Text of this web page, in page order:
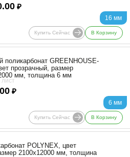
16 мм
₽
Купить Сейчас В Корзину
6 мм
поликарбонат GREENHOUSE-
прозрачный, размер
мм, толщина 6 мм
₽
Купить Сейчас В Корзину
POLYNEX, цвет
2100x12000 мм, толщина